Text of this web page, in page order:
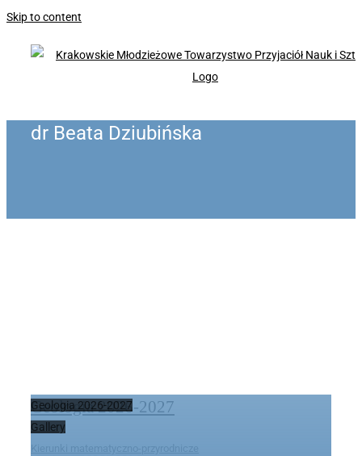
Skip to content
dr Beata Dziubińska
Geologia 2026-2027
Gallery
Geologia 2026-2027